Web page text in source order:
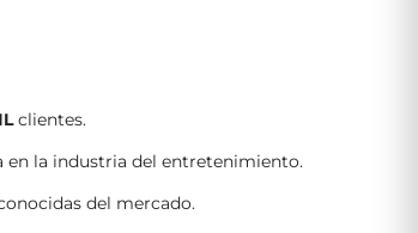
clientes.
en la industria del entretenimiento.
del mercado.